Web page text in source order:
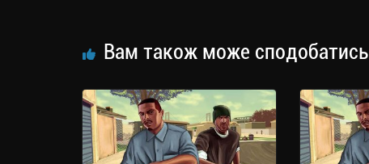
Вам також може сподобатись